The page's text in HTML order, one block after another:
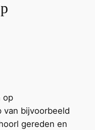
op
van bijvoorbeeld
gereden en